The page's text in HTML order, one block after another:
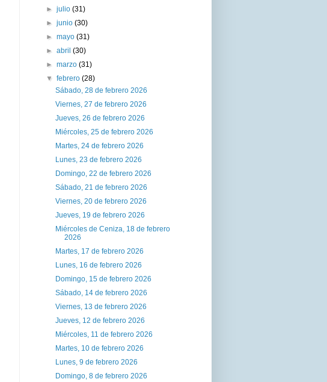
►julio(31)
►junio(30)
►mayo(31)
►abril(30)
►marzo(31)
▼febrero(28)
Sábado, 28 de febrero 2026
Viernes, 27 de febrero 2026
Jueves, 26 de febrero 2026
Miércoles, 25 de febrero 2026
Martes, 24 de febrero 2026
Lunes, 23 de febrero 2026
Domingo, 22 de febrero 2026
Sábado, 21 de febrero 2026
Viernes, 20 de febrero 2026
Jueves, 19 de febrero 2026
Miércoles de Ceniza, 18 de febrero
2026
Martes, 17 de febrero 2026
Lunes, 16 de febrero 2026
Domingo, 15 de febrero 2026
Sábado, 14 de febrero 2026
Viernes, 13 de febrero 2026
Jueves, 12 de febrero 2026
Miércoles, 11 de febrero 2026
Martes, 10 de febrero 2026
Lunes, 9 de febrero 2026
Domingo, 8 de febrero 2026